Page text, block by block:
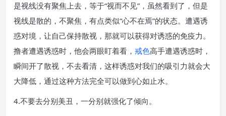
是视线没有聚焦上去，等于“视而不见”，虽然看到了，但是
视线是散的，不聚焦，有点类似“心不在焉”的状态。遭遇诱
惑对境，让自己保持散视，那就可以获得对诱惑的免疫力。
撸者遭遇诱惑时，他会两眼盯着看， 戒色高手遭遇诱惑时，
瞬间开了散视，不去看清，这样诱惑对我们的吸引力就会大
大降低，通过这种方法完全可以做到心如止水。
4.不要去分别美丑，一分别就强化了倾向。